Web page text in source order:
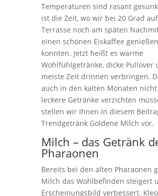
Temperaturen sind rasant
ist die Zeit, wo wir bei 20 Grad
Terrasse noch am späten
einen schönen Eiskaffee genießen
konnten. Jetzt heißt es warme
Wohlfühlgetränke, dicke Pullover
meiste Zeit drinnen verbringen.
auch in den kalten Monaten
leckere Getränke verzichten
stellen wir Ihnen in diesem
Trendgetränk Goldene Milch vor.
Milch – das Getränk
Pharaonen
Bereits bei den alten Pharaonen
Milch das Wohlbefinden steigert
Erscheinungsbild verbessert.